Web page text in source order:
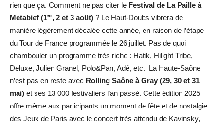
rien que ça. Comment ne pas citer le Festival de La Paille à
Métabief (1er, 2 et 3 août) ? Le Haut-Doubs vibrera de
manière légèrement décalée cette année, en raison de l’étape
du Tour de France programmée le 26 juillet. Pas de quoi
chambouler un programme très riche : Hatik, Hilight Tribe,
Deluxe, Julien Granel, Polo&Pan, Adé, etc. La Haute-Saône
n’est pas en reste avec Rolling Saône à Gray (29, 30 et 31
mai) et ses 13 000 festivaliers l’an passé. Cette édition 2025
offre même aux participants un moment de fête et de nostalgie
des Jeux de Paris avec le concert très attendu de Kavinsky,